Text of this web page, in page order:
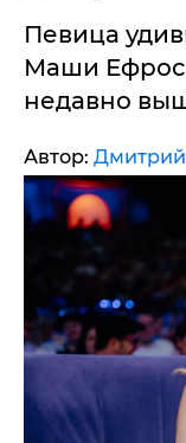
Певица
Маши
недавно
Автор: